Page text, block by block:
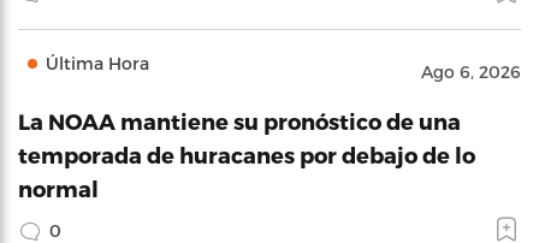
Última Hora Ago 6, 2026
La NOAA mantiene su pronóstico de una
temporada de huracanes por debajo de lo
normal
0